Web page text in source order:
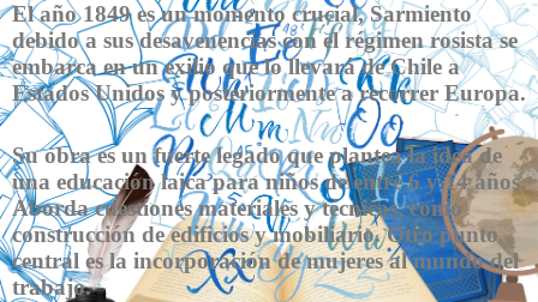
El año 1849 es un momento crucial, Sarmiento
debido a sus desavenencias con el régimen rosista se
embarca en un exilio que lo llevará de Chile a
Estados Unidos y posteriormente a recorrer Europa.
Su obra es un fuerte legado que plantea la idea de
una educación laica para niños de entre 6 y 14 años.
Aborda cuestiones materiales y técnicas, como
construcción de edificios y mobiliario. Otro punto
central es la incorporación de mujeres al mundo del
trabajo.